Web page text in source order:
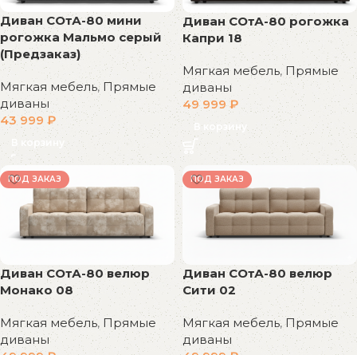
Диван СОтА-80 мини
рогожка Мальмо серый
(Предзаказ)
Мягкая мебель, Прямые
диваны
43 999 ₽
В корзину
Диван СОтА-80 рогожка
Капри 18
Мягкая мебель, Прямые
диваны
49 999₽
В корзину
ПОД ЗАКАЗ
Диван СОтА-80 велюр
Монако 08
Мягкая мебель, Прямые
диваны
ПОД ЗАКАЗ
Диван СОтА-80 велюр
Сити 02
Мягкая мебель,Прямые
диваны